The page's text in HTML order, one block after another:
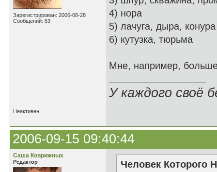
Зарегистрирован: 2006-08-28
Сообщений: 53
4) нора
5) лачуга, дыра, конура
6) кутузка, тюрьма
Мне, например,
У каждого своё
Неактивен
2006-09-15 09:40:44
Саша Коврижных
Редактор
Человек Которого